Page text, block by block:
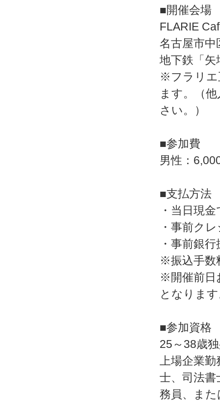
■開催会場
FLARIE
名古屋市
地下鉄「矢
※フラリエ
ます。（
さい。）
■参加費
男性：
■支払方法
・当日現
・事前ク
・事前銀
※振込手数
※開催前日
となりま
■参加資格
25～38歳
上場企業
士、司法書
務員、ま